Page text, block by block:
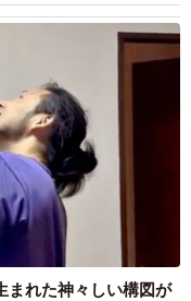
まれた神々しい構図が